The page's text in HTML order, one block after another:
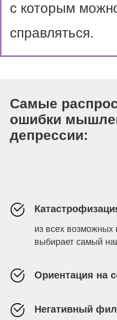
с которым
справляться.
Самые
ошибки
депрессии:
из всех
выбирает самый
Ориентация на
Негативный